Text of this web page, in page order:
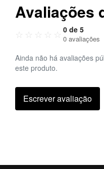
Avaliações
☆ ☆ ☆ ☆ ☆ 0 de 5
0 avaliações
Ainda não há avaliações
este produto.
Escrever avaliação